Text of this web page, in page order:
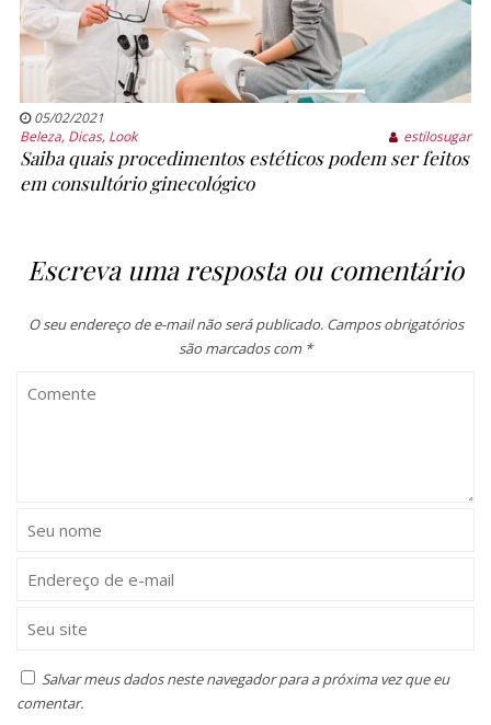
05/02/2021
Beleza, Dicas, Look estilosugar
Saiba quais procedimentos estéticos podem ser feitos
em consultório ginecológico
Escreva uma resposta ou comentário
O seu endereço de e-mail não será publicado. Campos obrigatórios
são marcados com *
Salvar meus dados neste navegador para a próxima vez que eu
comentar.